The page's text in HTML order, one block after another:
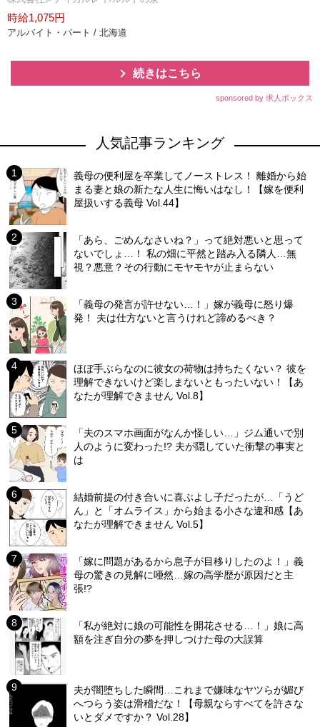
時給1,075円
アルバイト・パート / 北海道
続きはこちら
sponsored by 求人ボックス
人気記事ランキング
義母の便利屋を卒業してノーストレス！ 離婚から始
まる妻と娘の新たな人生に悔いはなし！【嫁を便利
屋扱いする義母 Vol.44】
「あら、ごめんなさいね？」って絶対悪いと思って
ないでしょ…！ 私の畑に平然と踏み入る隣人…無
視？悪意？その行動にモヤモヤが止まらない
「義母の発言が許せない…！」嫁が義母に怒り爆
発！ 夫は仕方ないと言うけれど諦めるべき？
ほぼ手ぶらなのに彼女の荷物は持ちたくない？ 彼を
理解できないけど楽しまないともったいない！【あ
なたが理解できません Vol.8】
「夫のスマホ画面がなんか怪しい…」ジム通いで別
人のように変わった!? 夫が隠していた衝撃の事実と
は
結婚前提の付き合いに喜ぶよし子だったが…「うど
ん」と「オムライス」から始まる小さな違和感【あ
なたが理解できません Vol.5】
「嫁に問題があるから息子が目移りしたのよ！」義
母の驚きの見解に唖然…嫁の高学歴が原因だと主
張!?
「私が絶対に娘の可能性を開花させる…！」娘に高
額を注ぎ自分の夢を押しつけた母の大誤算
夫が闇堕ちした瞬間…これまで嫌味なヤツらが媚び
へつらう姿は滑稽だな！【母親ならすべてを許さな
いとダメですか？ Vol.28】